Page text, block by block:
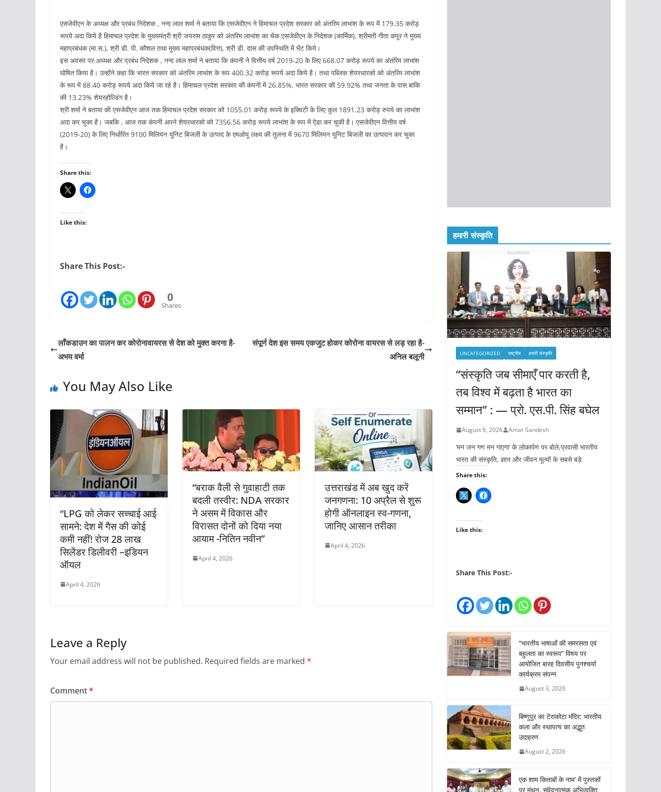
एसजेवीएन के अध्यक्ष और प्रबंध निदेशक , नन्द लाल शर्मा ने बताया कि एसजेवीएन ने हिमाचल प्रदेश सरकार को अंतरिम लाभांश के रूप में 179.35 करोड़
रूपये अदा किये है हिमाचल प्रदेश के मुख्यमंत्री श्री जयराम ठाकुर को अंतरिम लाभांश का चेक एसजेवीएन के निदेशक (कार्मिक), श्रीमती गीता कपूर ने मुख्य
महाप्रबंधक (मा.स.), श्री डी. पी. कौशल तथा मुख्य महाप्रबंधक(वित्त), श्री डी. दास की उपस्थिति में भेंट किये।
इस अवसर पर अध्यक्ष और प्रबंध निदेशक , नन्द लाल शर्मा ने बताया कि कंपनी ने वित्तीय वर्ष 2019-20 के लिए 668.07 करोड़ रूपये का अंतरिम लाभांश
घोषित किया है। उन्होंने कहा कि भारत सरकार को अंतरिम लाभांश के रूप 400.32 करोड़ रूपये अदा किये है। तथा पब्लिक शेयरधारको को अंतरिम लाभांश
के रूप में 88.40 करोड़ रूपये अदा किये जा रहे है। हिमाचल प्रदेश सरकार की कंपनी में 26.85%, भारत सरकार की 59.92% तथा जनता के पास बाकि
की 13.23% शेयरहोल्डिंग है।
श्री शर्मा ने बताया की एसजेवीएन आज तक हिमाचल प्रदेश सरकार को 1055.01 करोड़ रूपये के इक्विटी के लिए कुल 1891.23 करोड़ रुपये का लाभांश
अदा कर चुका है। जबकि , आज तक कंपनी अपने शेयरधारको को 7356.56 करोड़ रूपये लाभांश के रूप में ऐडा कर चुकी है। एसजेवीएन वित्तीय वर्ष
(2019-20) के लिए निर्धारित 9100 मिलियन यूनिट बिजली के उत्पाद के एमओयू लक्ष्य की तुलना में 9670 मिलियन यूनिट बिजली का उत्पादन कर चुका
है।
Share this:
Like this:
Share This Post:-
0
Shares
लाँकडाउन का पालन कर कोरोनावायरस से देश को मुक्त करना है-
अभय वर्मा
संपूर्ण देश इस समय एकजुट होकर कोरोना वायरस से लड़ रहा है-
अनिल बलूनी
You May Also Like
“LPG को लेकर सच्चाई आई
सामने: देश में गैस की कोई
कमी नहीं! रोज 28 लाख
सिलेंडर डिलीवरी –इडियन
ऑयल
April 4, 2026
“बराक वैली से गुवाहाटी तक
बदली तस्वीर: NDA सरकार
ने असम में विकास और
विरासत दोनों को दिया नया
आयाम -नितिन नवीन”
April 4, 2026
उत्तराखंड में अब खुद करें
जनगणना: 10 अप्रैल से शुरू
होगी ऑनलाइन स्व-गणना,
जानिए आसान तरीका
April 4, 2026
Leave a Reply
Your email address will not be published. Required fields are marked *
Comment*
हमारी संस्कृति
UNCATEGORIZED राष्ट्रीय हमारी संस्कृति
“संस्कृति जब सीमाएँ पार करती है,
तब विश्व में बढ़ता है भारत का
सम्मान” : — प्रो. एस.पी. सिंह बघेल
August 6, 2026 Amar Sandesh
‘मन जन गण मन गाएगा’ के लोकार्पण पर बोले,प्रवासी भारतीय
भारत की संस्कृति, ज्ञान और जीवन मूल्यों के सबसे बड़े
Share this:
Like this:
Share This Post:-
“भारतीय भाषाओं की समरसता एवं
बहुलता का स्वरूप” विषय पर
आयोजित बारह दिवसीय पुनश्चर्या
कार्यक्रम संपन्न
August 3, 2026
बिष्णुपुर का टेराकोटा मंदिर: भारतीय
कला और स्थापत्य का अद्भुत
उदाहरण
August 2, 2026
एक शाम किताबों के नाम’ में पुस्तकों
पर मंथन, संवेदनात्मक अभिव्यक्ति